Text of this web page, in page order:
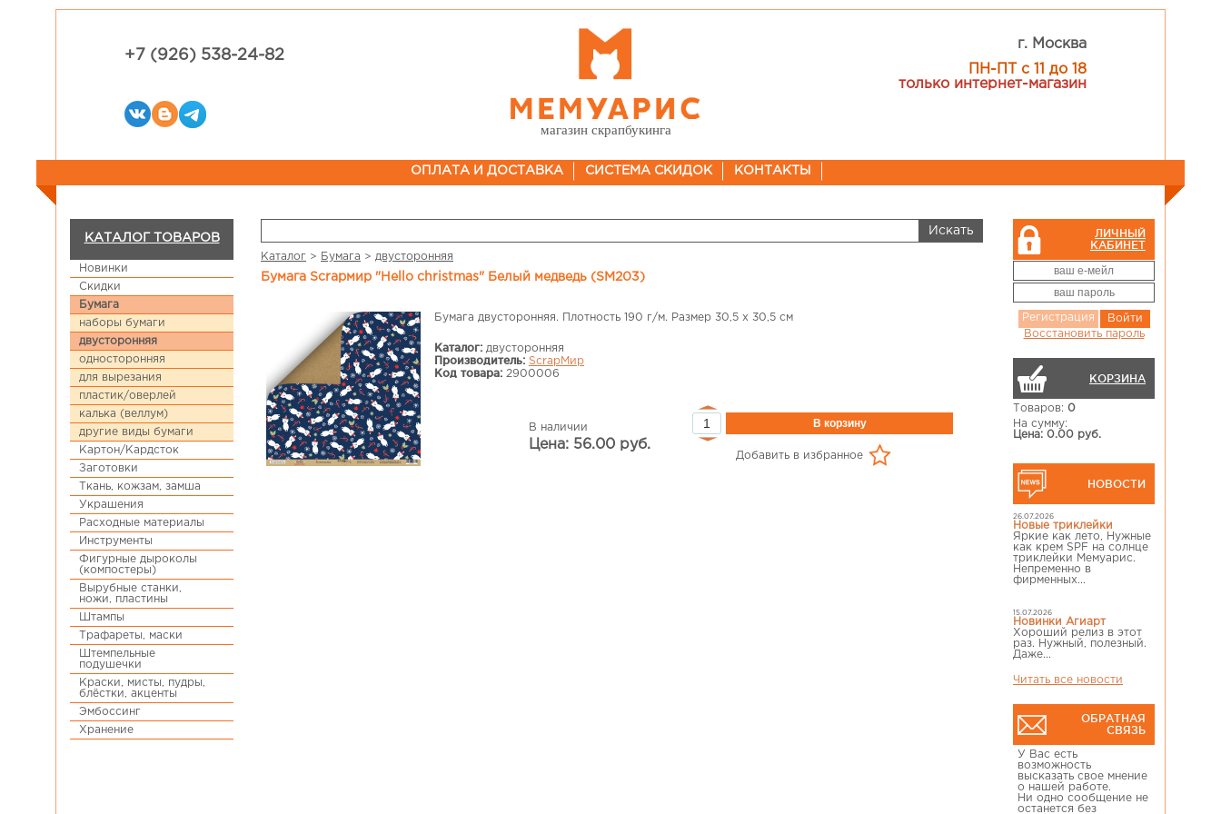
+7 (926) 538-24-82
магазин скрапбукинга
г. Москва
ПН-ПТ с 11 до 18
только интернет-магазин
ОПЛАТА И ДОСТАВКА СИСТЕМА СКИДОК КОНТАКТЫ
КАТАЛОГ ТОВАРОВ
Новинки
Скидки
Бумага
наборы бумаги
двусторонняя
односторонняя
для вырезания
пластик/оверлей
калька (веллум)
другие виды бумаги
Картон/Кардсток
Заготовки
Ткань, кожзам, замша
Украшения
Расходные материалы
Инструменты
Фигурные дыроколы
(компостеры)
Вырубные станки,
ножи, пластины
Штампы
Трафареты, маски
Штемпельные
подушечки
Краски, мисты, пудры,
блёстки, акценты
Эмбоссинг
Хранение
ЛИЧНЫЙ
КАБИНЕТ
Регистрация
Войти
Восстановить пароль
КОРЗИНА
Товаров: 0
На сумму:
Цена: 0.00 руб.
НОВОСТИ
26.07.2026
Новые триклейки
Яркие как лето, Нужные
как крем SPF на солнце
триклейки Мемуарис.
Непременно в
фирменных...
15.07.2026
Новинки Агиарт
Хороший релиз в этот
раз. Нужный, полезный.
Даже...
Читать все новости
ОБРАТНАЯ
СВЯЗЬ
У Вас есть
возможность
высказать свое мнение
о нашей работе.
Ни одно сообщение не
останется без
Каталог > Бумага > двусторонняя
Бумага Scrapмир "Hello christmas" Белый медведь (SM203)
Бумага двусторонняя. Плотность 190 г/м. Размер 30,5 х 30,5 см
Каталог: двусторонняя
Производитель: ScrapМир
Код товара: 2900006
В наличии
Цена: 56.00 руб.
Добавить в избранное